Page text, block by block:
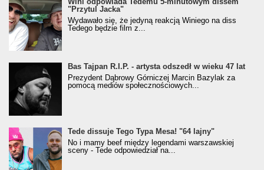
"Przytul Jacka"
Wydawało się, że jedyną reakcją Winiego na diss
Tedego będzie film z...
Bas Tajpan R.I.P. - artysta odszedł w wieku 47 lat
Prezydent Dąbrowy Górniczej Marcin Bazylak za
pomocą mediów społecznościowych...
Tede dissuje Tego Typa Mesa! "64 lajny"
No i mamy beef między legendami warszawskiej
sceny - Tede odpowiedział na...